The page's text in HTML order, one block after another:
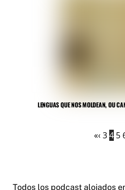
LENGUAS QUE NOS MOLDEAN, OU
«‹ 34 5
Todos los podcast alojados